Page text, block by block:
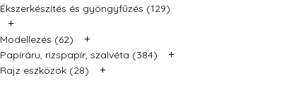
Ékszerkészítés és gyöngyfűzés (129)
+
Modellezés (62) +
Papíráru, rizspapír, szalvéta (384) +
Rajz eszközök (28) +